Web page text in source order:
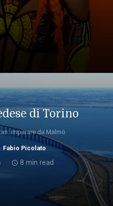
di Torino
imparare da Malmö
Fabio Picolato
access_time 8 min read